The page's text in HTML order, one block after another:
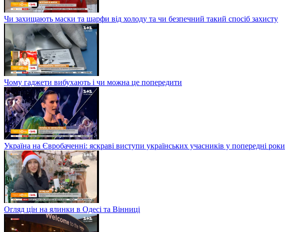
Чи захищають маски та шарфи від холоду та чи безпечний такий спосіб захисту
Чому гаджети вибухають і чи можна це попередити
Україна на Євробаченні: яскраві виступи українських учасників у попередні роки
Огляд цін на ялинки в Одесі та Вінниці